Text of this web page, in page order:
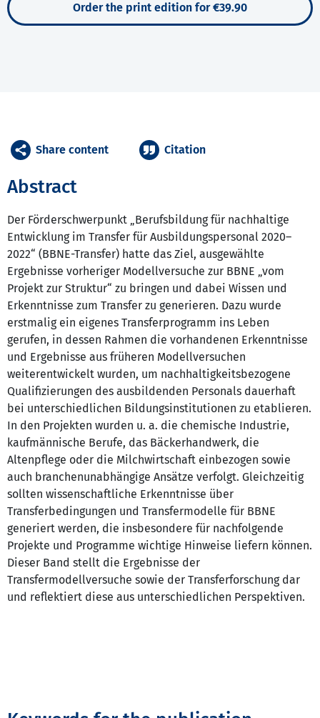
Order the print edition for €39.90
Abstract
Der Förderschwerpunkt „Berufsbildung für nachhaltige
Entwicklung im Transfer für Ausbildungspersonal 2020–
2022“ (BBNE-Transfer) hatte das Ziel, ausgewählte
Ergebnisse vorheriger Modellversuche zur BBNE „vom
Projekt zur Struktur“ zu bringen und dabei Wissen und
Erkenntnisse zum Transfer zu generieren. Dazu wurde
erstmalig ein eigenes Transferprogramm ins Leben
gerufen, in dessen Rahmen die vorhandenen Erkenntnisse
und Ergebnisse aus früheren Modellversuchen
weiterentwickelt wurden, um nachhaltigkeitsbezogene
Qualifizierungen des ausbildenden Personals dauerhaft
bei unterschiedlichen Bildungsinstitutionen zu etablieren.
In den Projekten wurden u. a. die chemische Industrie,
kaufmännische Berufe, das Bäckerhandwerk, die
Altenpflege oder die Milchwirtschaft einbezogen sowie
auch branchenunabhängige Ansätze verfolgt. Gleichzeitig
sollten wissenschaftliche Erkenntnisse über
Transferbedingungen und Transfermodelle für BBNE
generiert werden, die insbesondere für nachfolgende
Projekte und Programme wichtige Hinweise liefern können.
Dieser Band stellt die Ergebnisse der
Transfermodellversuche sowie der Transferforschung dar
und reflektiert diese aus unterschiedlichen Perspektiven.
Share content Citation